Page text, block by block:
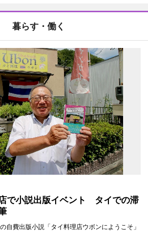
暮らす・働く
で小説出版イベント タイでの滞
自費出版小説「タイ料理店ウボンにようこそ」